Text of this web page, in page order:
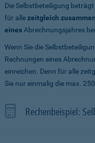
Die Selbstbeteiligung
für allezeitgleich zusammen
eines Abrechnungsjahres
Wenn Sie die
Rechnungen eines
einreichen. Denn für alle
Sie nur einmalig die max.
Rechenbeispiel: